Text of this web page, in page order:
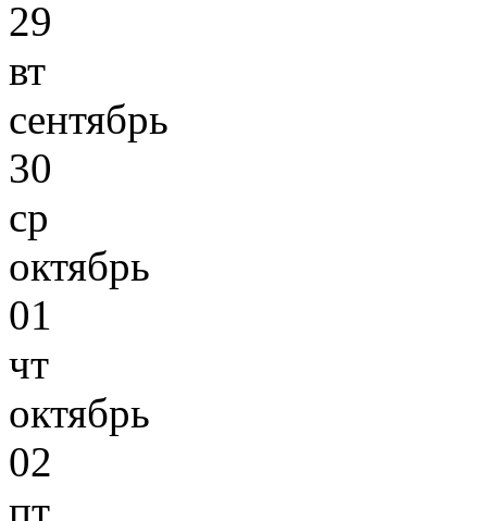
29
вт
сентябрь
30
ср
октябрь
01
чт
октябрь
02
пт